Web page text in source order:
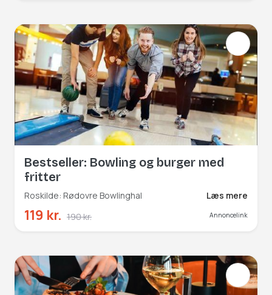
Bestseller: Bowling og burger med
fritter
Roskilde: Rødovre Bowlinghal Læs mere
119 kr. 190 kr. Annoncelink